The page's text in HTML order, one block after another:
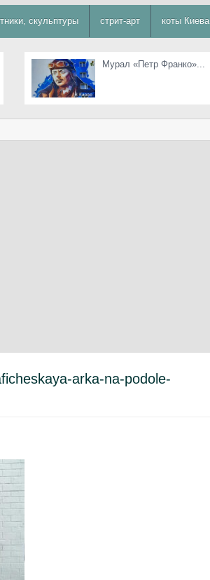
скульптуры стрит-арт коты Киева
Мурал «Петр Франко»...
arka-na-podole-